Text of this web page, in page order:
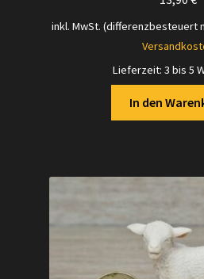
inkl. MwSt. (differenzbesteuert
Lieferzeit: 3 bis 5
In den